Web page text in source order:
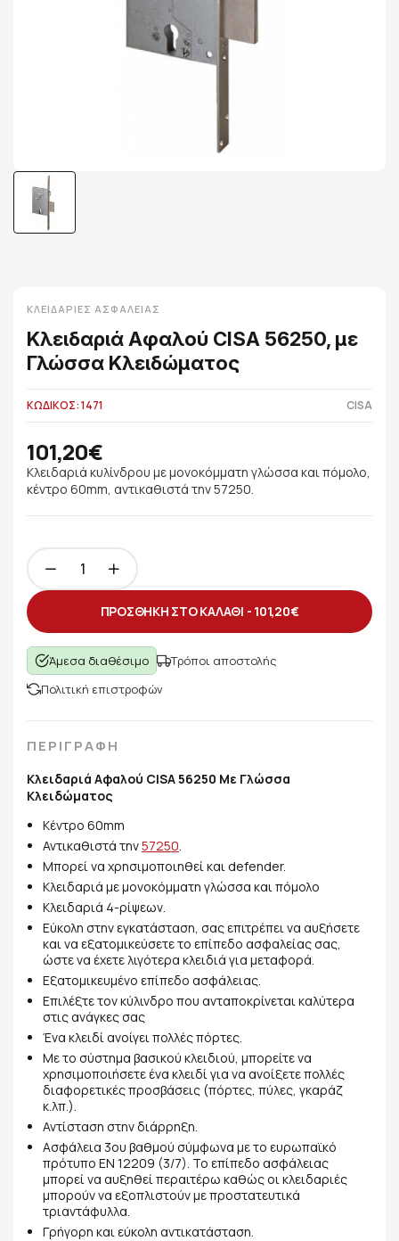
ΚΛΕΙΔΑΡΙΈΣ ΑΣΦΑΛΕΊΑΣ
Κλειδαριά Αφαλού CISA 56250, με
Γλώσσα Κλειδώματος
ΚΩΔΙΚΟΣ: 1471 CISA
101,20€
Κλειδαριά κυλίνδρου με μονοκόμματη γλώσσα και πόμολο,
κέντρο 60mm, αντικαθιστά την 57250.
ΠΡΟΣΘΗΚΗ ΣΤΟ ΚΑΛΑΘΙ - 101,20€
Άμεσα διαθέσιμο
Τρόποι αποστολής
Πολιτική επιστροφών
ΠΕΡΙΓΡΑΦΗ
Κλειδαριά Αφαλού CISA 56250 Με Γλώσσα
Κλειδώματος
Κέντρο 60mm
Αντικαθιστά την57250.
Μπορεί να χρησιμοποιηθεί και defender.
Κλειδαριά με μονοκόμματη γλώσσα και πόμολο
Κλειδαριά 4-ρίψεων.
Εύκολη στην εγκατάσταση, σας επιτρέπει να αυξήσετε
και να εξατομικεύσετε το επίπεδο ασφαλείας σας,
ώστε να έχετε λιγότερα κλειδιά για μεταφορά.
Εξατομικευμένο επίπεδο ασφάλειας.
Επιλέξτε τον κύλινδρο που ανταποκρίνεται καλύτερα
στις ανάγκες σας
Ένα κλειδί ανοίγει πολλές πόρτες.
Με το σύστημα βασικού κλειδιού, μπορείτε να
χρησιμοποιήσετε ένα κλειδί για να ανοίξετε πολλές
διαφορετικές προσβάσεις (πόρτες, πύλες, γκαράζ
κ.λπ.).
Αντίσταση στην διάρρηξη.
Ασφάλεια 3ου βαθμού σύμφωνα με το ευρωπαϊκό
πρότυπο EN 12209 (3/7). Το επίπεδο ασφάλειας
μπορεί να αυξηθεί περαιτέρω καθώς οι κλειδαριές
μπορούν να εξοπλιστούν με προστατευτικά
τριαντάφυλλα.
Γρήγορη και εύκολη αντικατάσταση.